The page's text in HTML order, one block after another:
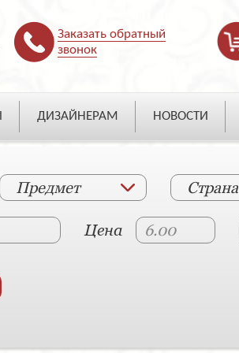
Заказать обратный
звонок
ДИЗАЙНЕРАМ НОВОСТИ
Предмет Страна
Цена